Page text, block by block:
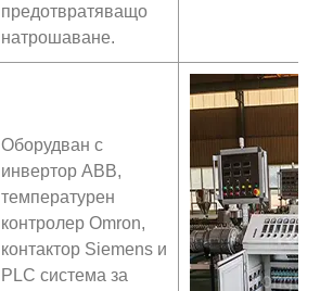
предотвратяващо
натрошаване.
Оборудван с
инвертор ABB,
температурен
контролер Omron,
контактор Siemens и
PLC система за